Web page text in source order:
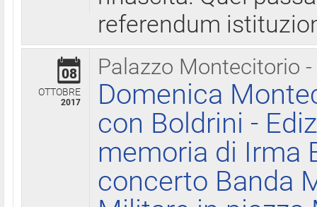
referendum
Palazzo Montecitorio
08
OTTOBRE
2017
Domenica
con Boldrini -
memoria di Irma
concerto Banda